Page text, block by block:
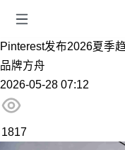
Pinterest发布2026夏季
品牌方舟
2026-05-28 07:12
1817